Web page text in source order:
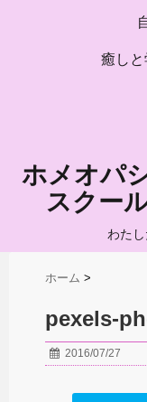
癒し
ホメオパ
スクー
わた
ホーム >
pexels-
2016/07/27